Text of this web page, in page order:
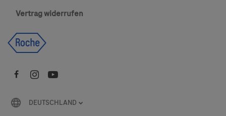
Vertrag widerrufen
DEUTSCHLAND